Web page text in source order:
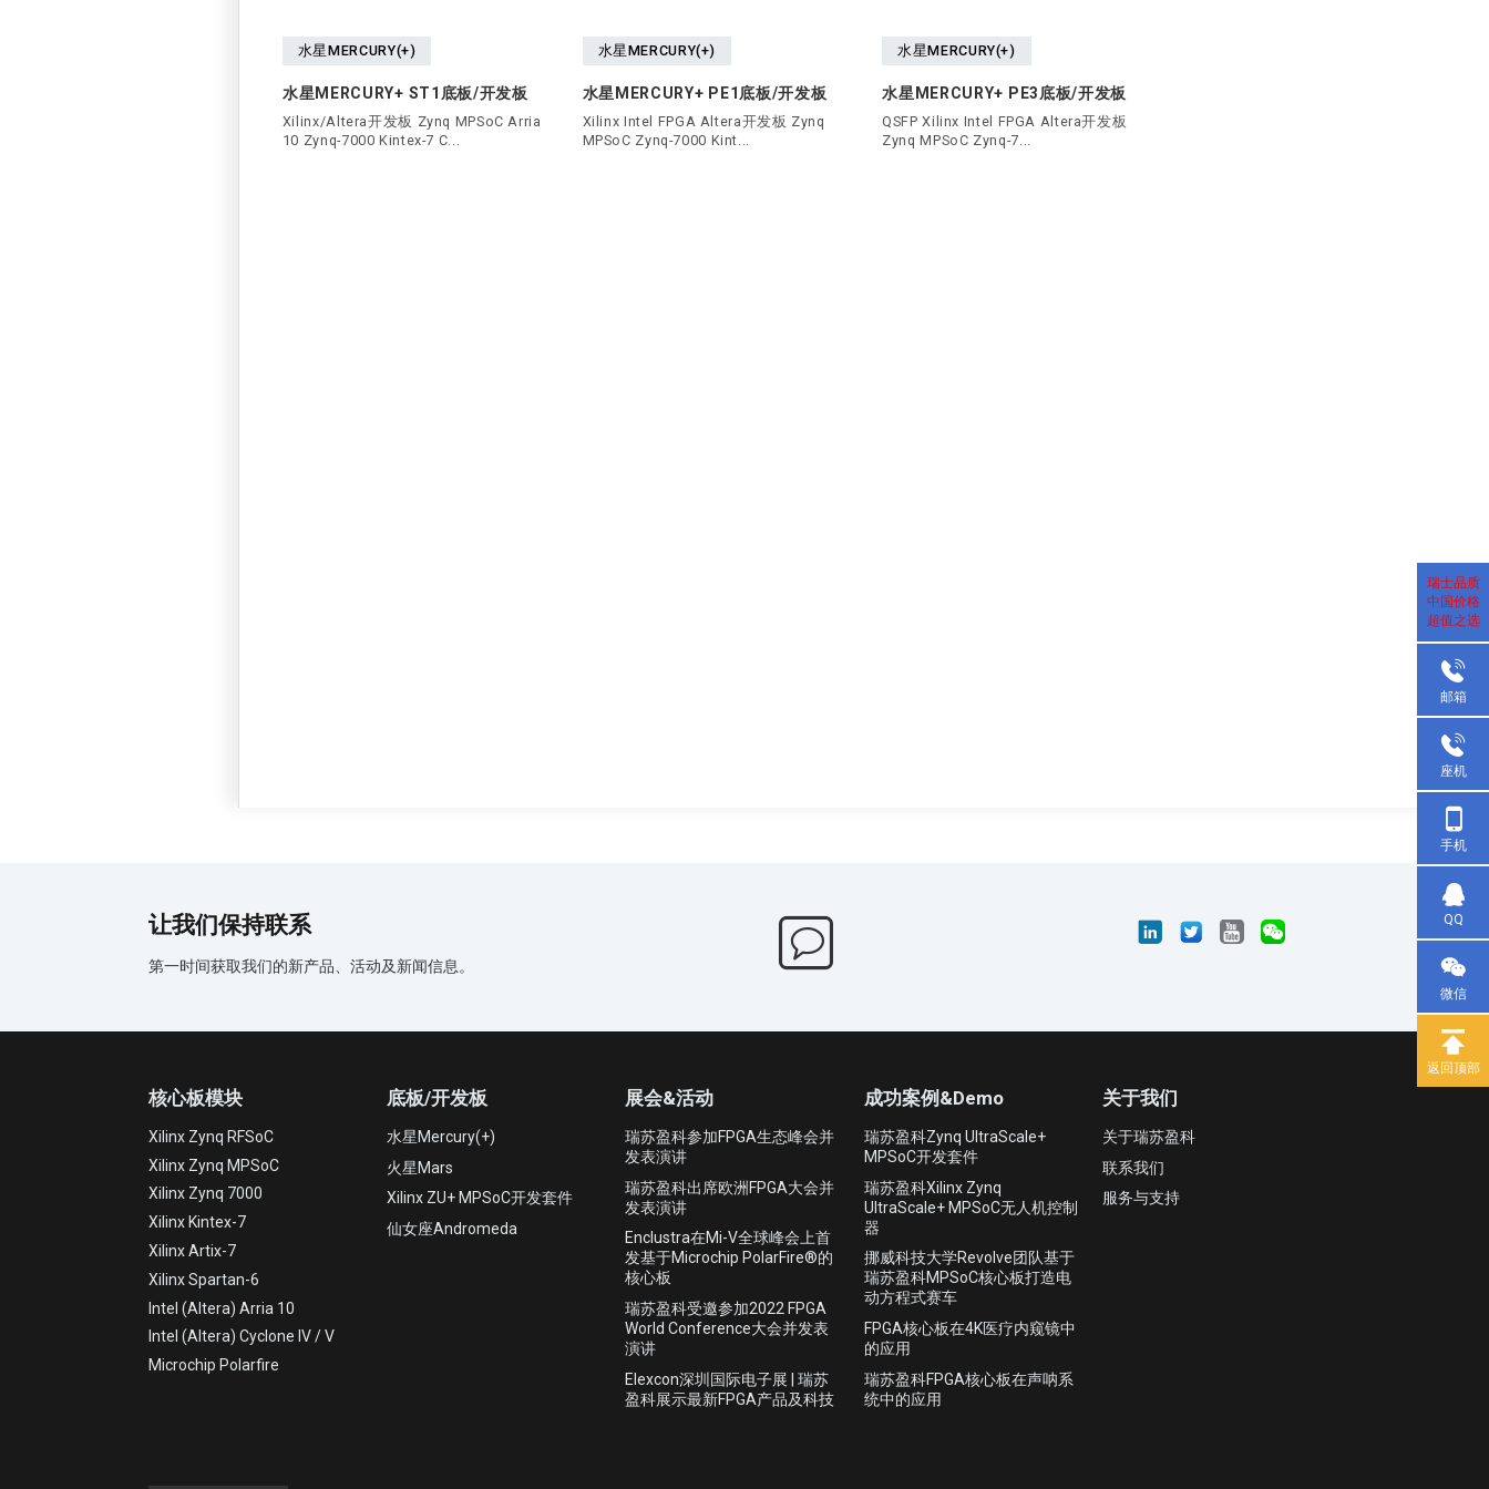
水星MERCURY(+)
水星MERCURY+ ST1底板/开发板
Xilinx/Altera开发板 Zynq MPSoC Arria
10 Zynq-7000 Kintex-7 C...
水星MERCURY(+)
水星MERCURY+ PE1底板/开发板
Xilinx Intel FPGA Altera开发板 Zynq
MPSoC Zynq-7000 Kint...
水星MERCURY(+)
水星MERCURY+ PE3底板/开发板
QSFP Xilinx Intel FPGA Altera开发板
Zynq MPSoC Zynq-7...
让我们保持联系
第一时间获取我们的新产品、活动及新闻信息。
核心板模块
Xilinx Zynq RFSoC
Xilinx Zynq MPSoC
Xilinx Zynq 7000
Xilinx Kintex-7
Xilinx Artix-7
Xilinx Spartan-6
Intel (Altera) Arria 10
Intel (Altera) Cyclone IV / V
Microchip Polarfire
底板/开发板
水星Mercury(+)
火星Mars
Xilinx ZU+ MPSoC开发套件
仙女座Andromeda
展会&活动
瑞苏盈科参加FPGA生态峰会并
发表演讲
瑞苏盈科出席欧洲FPGA大会并
发表演讲
Enclustra在Mi-V全球峰会上首
发基于Microchip PolarFire®的
核心板
瑞苏盈科受邀参加2022 FPGA
World Conference大会并发表
演讲
Elexcon深圳国际电子展 | 瑞苏
盈科展示最新FPGA产品及科技
成功案例&Demo
瑞苏盈科Zynq UltraScale+
MPSoC开发套件
瑞苏盈科Xilinx Zynq
UltraScale+ MPSoC无人机控制
器
挪威科技大学Revolve团队基于
瑞苏盈科MPSoC核心板打造电
动方程式赛车
FPGA核心板在4K医疗内窥镜中
的应用
瑞苏盈科FPGA核心板在声呐系
统中的应用
关于我们
关于瑞苏盈科
联系我们
服务与支持
瑞士品质
中国价格
超值之选
邮箱
座机
手机
QQ
微信
返回顶部